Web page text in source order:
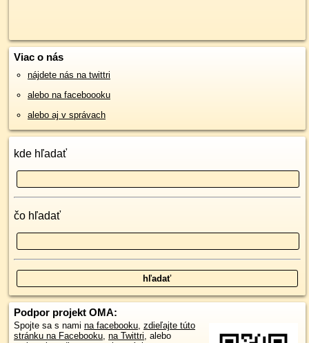
Viac o nás
nájdete nás na twittri
alebo na faceboooku
alebo aj v správach
kde hľadať
čo hľadať
Podpor projekt OMA:
Spojte sa s nami na facebooku, zdieľajte túto
stránku na Facebooku, na Twittri, alebo